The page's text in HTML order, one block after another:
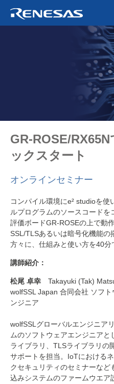
GR-ROSE/
ックスタート
オンラインセミナー
コンパイル環境にe² studioを
ルプログラムのソースコード
評価ボードGR-ROSEの上で動
SSL/TLSあるいは暗号化機能
方々に、仕組みと使い方を40分
講師紹介：
松尾 卓幸 Takayuki (Tak)
wolfSSL Japan 合同会社 ソフト
ンジニア
wolfSSLグローバルエンジニア
ムのソフトウェアエンジニアと
ライブラリ、TLSライブラリの
サポートを担当。IoTにおける
クセキュリティのセミナーな
込みシステムのファームウエ